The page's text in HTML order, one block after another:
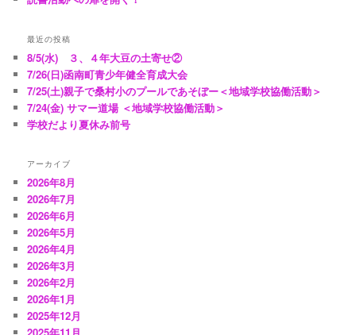
最近の投稿
8/5(水) ３、４年大豆の土寄せ②
7/26(日)函南町青少年健全育成大会
7/25(土)親子で桑村小のプールであそぼー＜地域学校協働活動＞
7/24(金) サマー道場 ＜地域学校協働活動＞
学校だより夏休み前号
アーカイブ
2026年8月
2026年7月
2026年6月
2026年5月
2026年4月
2026年3月
2026年2月
2026年1月
2025年12月